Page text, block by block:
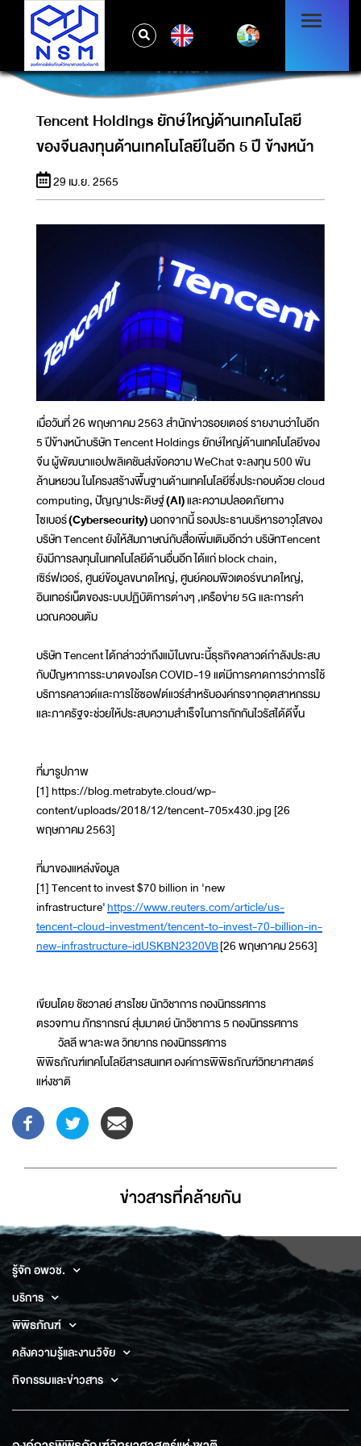
TENCENT HOLDINGS ยักษ์ใหญ่ด้าน
เทคโนโลยีของจีนลงทุนด้านเทคโนโลยีในอีก 5 ปี
ข้างหน้า
Tencent Holdings ยักษ์ใหญ่ด้านเทคโนโลยี
ของจีนลงทุนด้านเทคโนโลยีในอีก 5 ปี ข้างหน้า
29 เม.ย. 2565
เมื่อวันที่ 26 พฤษภาคม 2563 สำนักข่าวรอยเตอร์ รายงานว่าในอีก
5 ปีข้างหน้าบริษัท Tencent Holdings ยักษ์ใหญ่ด้านเทคโนโลยีของ
จีน ผู้พัฒนาแอปพลิเคชันส่งข้อความ WeChat จะลงทุน 500 พัน
ล้านหยวน ในโครงสร้างพื้นฐานด้านเทคโนโลยีซึ่งประกอบด้วย cloud
computing, ปัญญาประดิษฐ์(AI)และความปลอดภัยทาง
ไซเบอร์(Cybersecurity)นอกจากนี้ รองประธานบริหารอาวุโสของ
บริษัท Tencent ยังให้สัมภาษณ์กับสื่อเพิ่มเติมอีกว่า บริษัทTencent
ยังมีการลงทุนในเทคโนโลยีด้านอื่นอีก ได้แก่ block chain,
เซิร์ฟเวอร์, ศูนย์ข้อมูลขนาดใหญ่, ศูนย์คอมพิวเตอร์ขนาดใหญ่,
อินเทอร์เน็ตของระบบปฏิบัติการต่างๆ ,เครือข่าย 5G และการคำ
นวณควอนตัม
บริษัท Tencent ได้กล่าวว่าถึงแม้ในขณะนี้ธุรกิจคลาวด์กำลังประสบ
กับปัญหาการระบาดของโรค COVID-19 แต่มีการคาดการว่าการใช้
บริการคลาวด์และการใช้ซอฟต์แวร์สำหรับองค์กรจากอุตสาหกรรม
และภาครัฐจะช่วยให้ประสบความสำเร็จในการกักกันไวรัสได้ดีขึ้น
ที่มารูปภาพ
[1] https://blog.metrabyte.cloud/wp-
content/uploads/2018/12/tencent-705x430.jpg [26
พฤษภาคม 2563]
ที่มาของแหล่งข้อมูล
[1] Tencent to invest $70 billion in 'new
infrastructure'https://www.reuters.com/article/us-
tencent-cloud-investment/tencent-to-invest-70-billion-in-
new-infrastructure-idUSKBN2320VB[26 พฤษภาคม 2563]
เขียนโดย ชัชวาลย์ สารไชย นักวิชาการ กองนิทรรศการ
ตรวจทาน ภัทรากรณ์ สุ่มมาตย์ นักวิชาการ 5 กองนิทรรศการ
วัลลี พาละพล วิทยากร กองนิทรรศการ
พิพิธภัณฑ์เทคโนโลยีสารสนเทศ องค์การพิพิธภัณฑ์วิทยาศาสตร์
แห่งชาติ
ข่าวสารที่่คล้ายกัน
รู้จัก อพวช.
บริการ
พิพิธภัณฑ์
คลังความรู้และงานวิจัย
กิจกรรมและข่าวสาร